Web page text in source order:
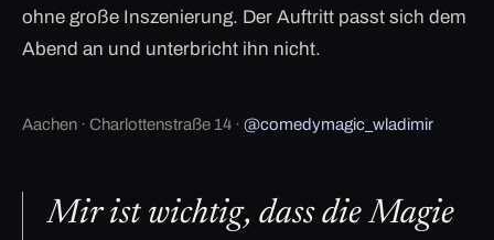
ohne große Inszenierung. Der Auftritt passt sich dem
Abend an und unterbricht ihn nicht.
Aachen · Charlottenstraße 14 · @comedymagic_wladimir
Mir ist wichtig, dass die Magie